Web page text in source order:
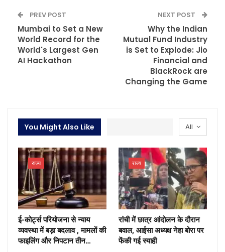
PREV POST
Mumbai to Set a New
World Record for the
World's Largest Gen
AI Hackathon
NEXT POST
Why the Indian
Mutual Fund Industry
is Set to Explode: Jio
Financial and
BlackRock are
Changing the Game
All
You Might Also Like
राज्य
ई-कोर्ट्स परियोजना से न्याय
व्यवस्था में बड़ा बदलाव , मामलों की
फाइलिंग और निपटान तीन…
राज्य
रांची में छात्र आंदोलन के दौरान
बवाल, आईसा अध्यक्ष नेहा बोरा पर
फेंकी गई स्याही